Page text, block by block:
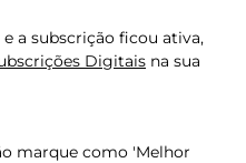
a subscrição ficou ativa,
Digitais na sua
marque como 'Melhor